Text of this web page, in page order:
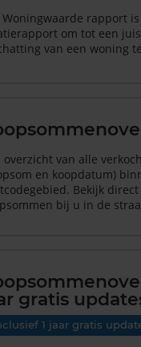
Woningwaarde rapport
om tot een
van een woning
overzicht van alle
en koopdatum)
Bekijk direct
bij u in de
gratis
1 jaar gratis